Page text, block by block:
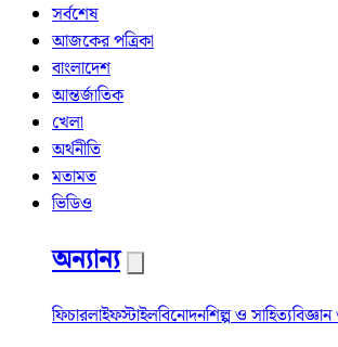
সর্বশেষ
আজকের পত্রিকা
বাংলাদেশ
আন্তর্জাতিক
খেলা
অর্থনীতি
মতামত
ভিডিও
অন্যান্য
ফিচারলাইফস্টাইলবিনোদনশিল্প ও সাহিত্য